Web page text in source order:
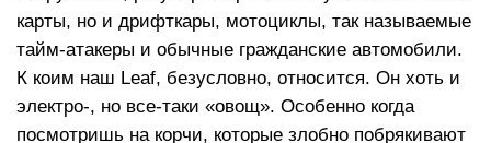
карты, но и дрифткары, мотоциклы, так называемые
тайм-атакеры и обычные гражданские автомобили.
К коим наш Leaf, безусловно, относится. Он хоть и
электро-, но все-таки «овощ». Особенно когда
посмотришь на корчи, которые злобно побрякивают